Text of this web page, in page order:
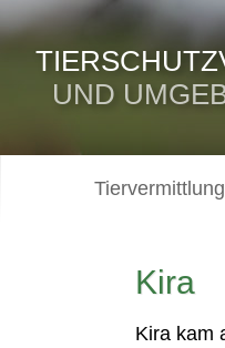
UND
Tiervermittlung
Kira
Kira kam